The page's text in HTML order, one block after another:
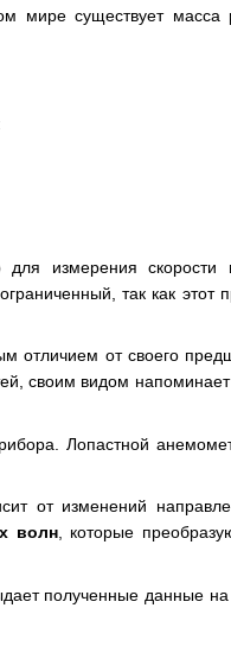
мире существует масса
измерения скорости
так как этот
отличием от своего
своим видом
Лопастной
от изменений
волн, которые
полученные данные